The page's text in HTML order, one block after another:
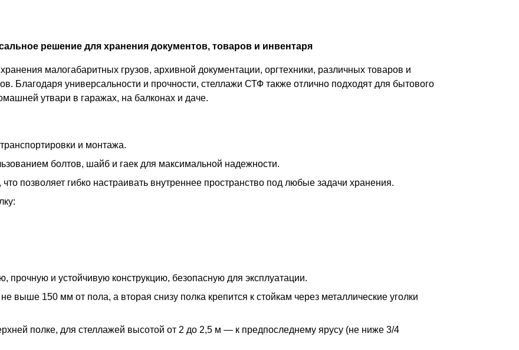
решение для хранения документов, товаров и инвентаря
малогабаритных грузов, архивной документации, оргтехники, различных товаров и
Благодаря универсальности и прочности, стеллажи СТФ также отлично подходят для бытового
утвари в гаражах, на балконах и даче.
и монтажа.
болтов, шайб и гаек для максимальной надежности.
позволяет гибко настраивать внутреннее пространство под любые задачи хранения.
и устойчивую конструкцию, безопасную для эксплуатации.
выше 150 мм от пола, а вторая снизу полка крепится к стойкам через металлические уголки
полке, для стеллажей высотой от 2 до 2,5 м — к предпоследнему ярусу (не ниже 3/4